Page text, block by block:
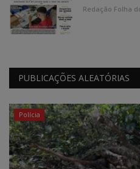
Redação Folha
PUBLICAÇÕES ALEATÓRIAS
Polícia